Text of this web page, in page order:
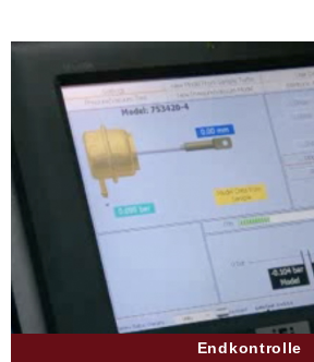
Endkontrolle